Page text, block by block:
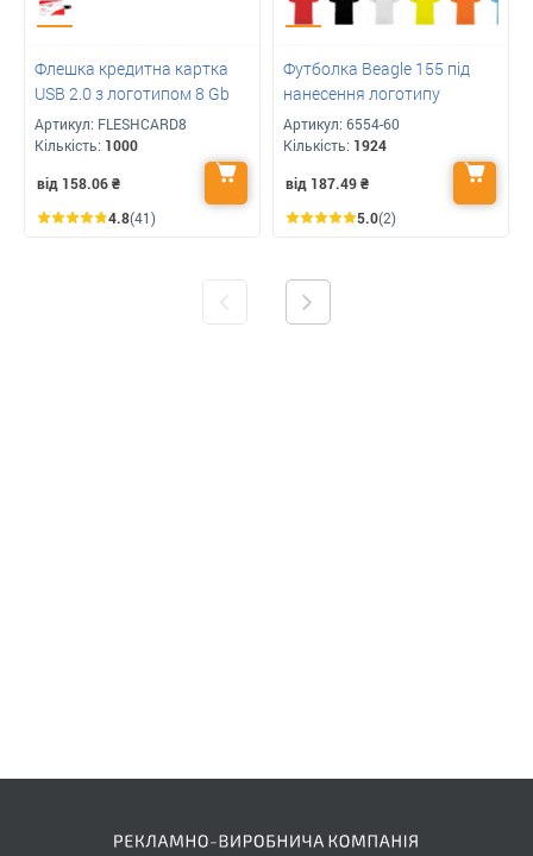
Флешка кредитна картка
USB 2.0 з логотипом 8 Gb
Артикул: FLESHCARD8
Кількість: 1000
від 158.06₴
4.8(41)
Футболка Beagle 155 під
нанесення логотипу
Артикул: 6554-60
Кількість: 1924
від 187.49₴
5.0(2)